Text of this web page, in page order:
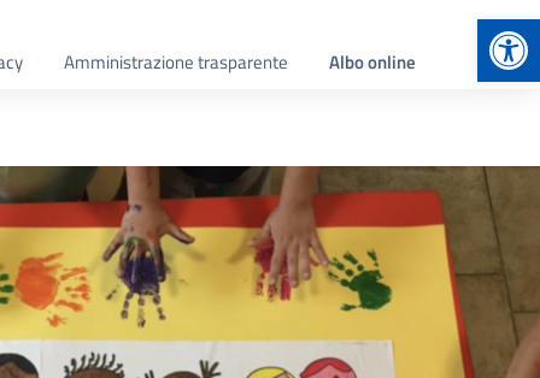
Amministrazione trasparente Albo online